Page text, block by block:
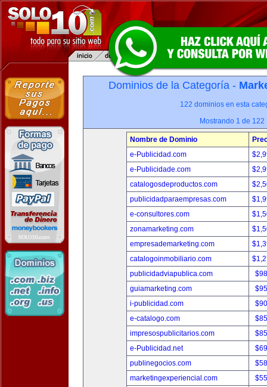
Dominios de la Categoría -
122 dominios en esta
Mostrando 1 de 122
Nombre de Dominio
e-Publicidad.com
e-Publicidade.com
catalogosdeproductos.com
publicidadparaempresas.com
e-consultores.com
zonamarketing.com
empresademarketing.com
catalogoinmobiliario.com
publicidadviapublica.com
guiamarketing.com
i-publicidad.com
e-catalogo.com
impresospublicitarios.com
e-Publicidad.net
publinegocios.com
marketingexperiencial.com